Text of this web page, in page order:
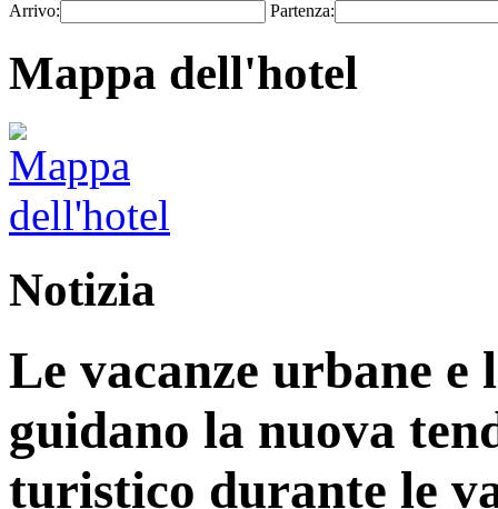
Arrivo: Partenza:
Mappa dell'hotel
Notizia
Le vacanze urbane
guidano la nuova
turistico durante le